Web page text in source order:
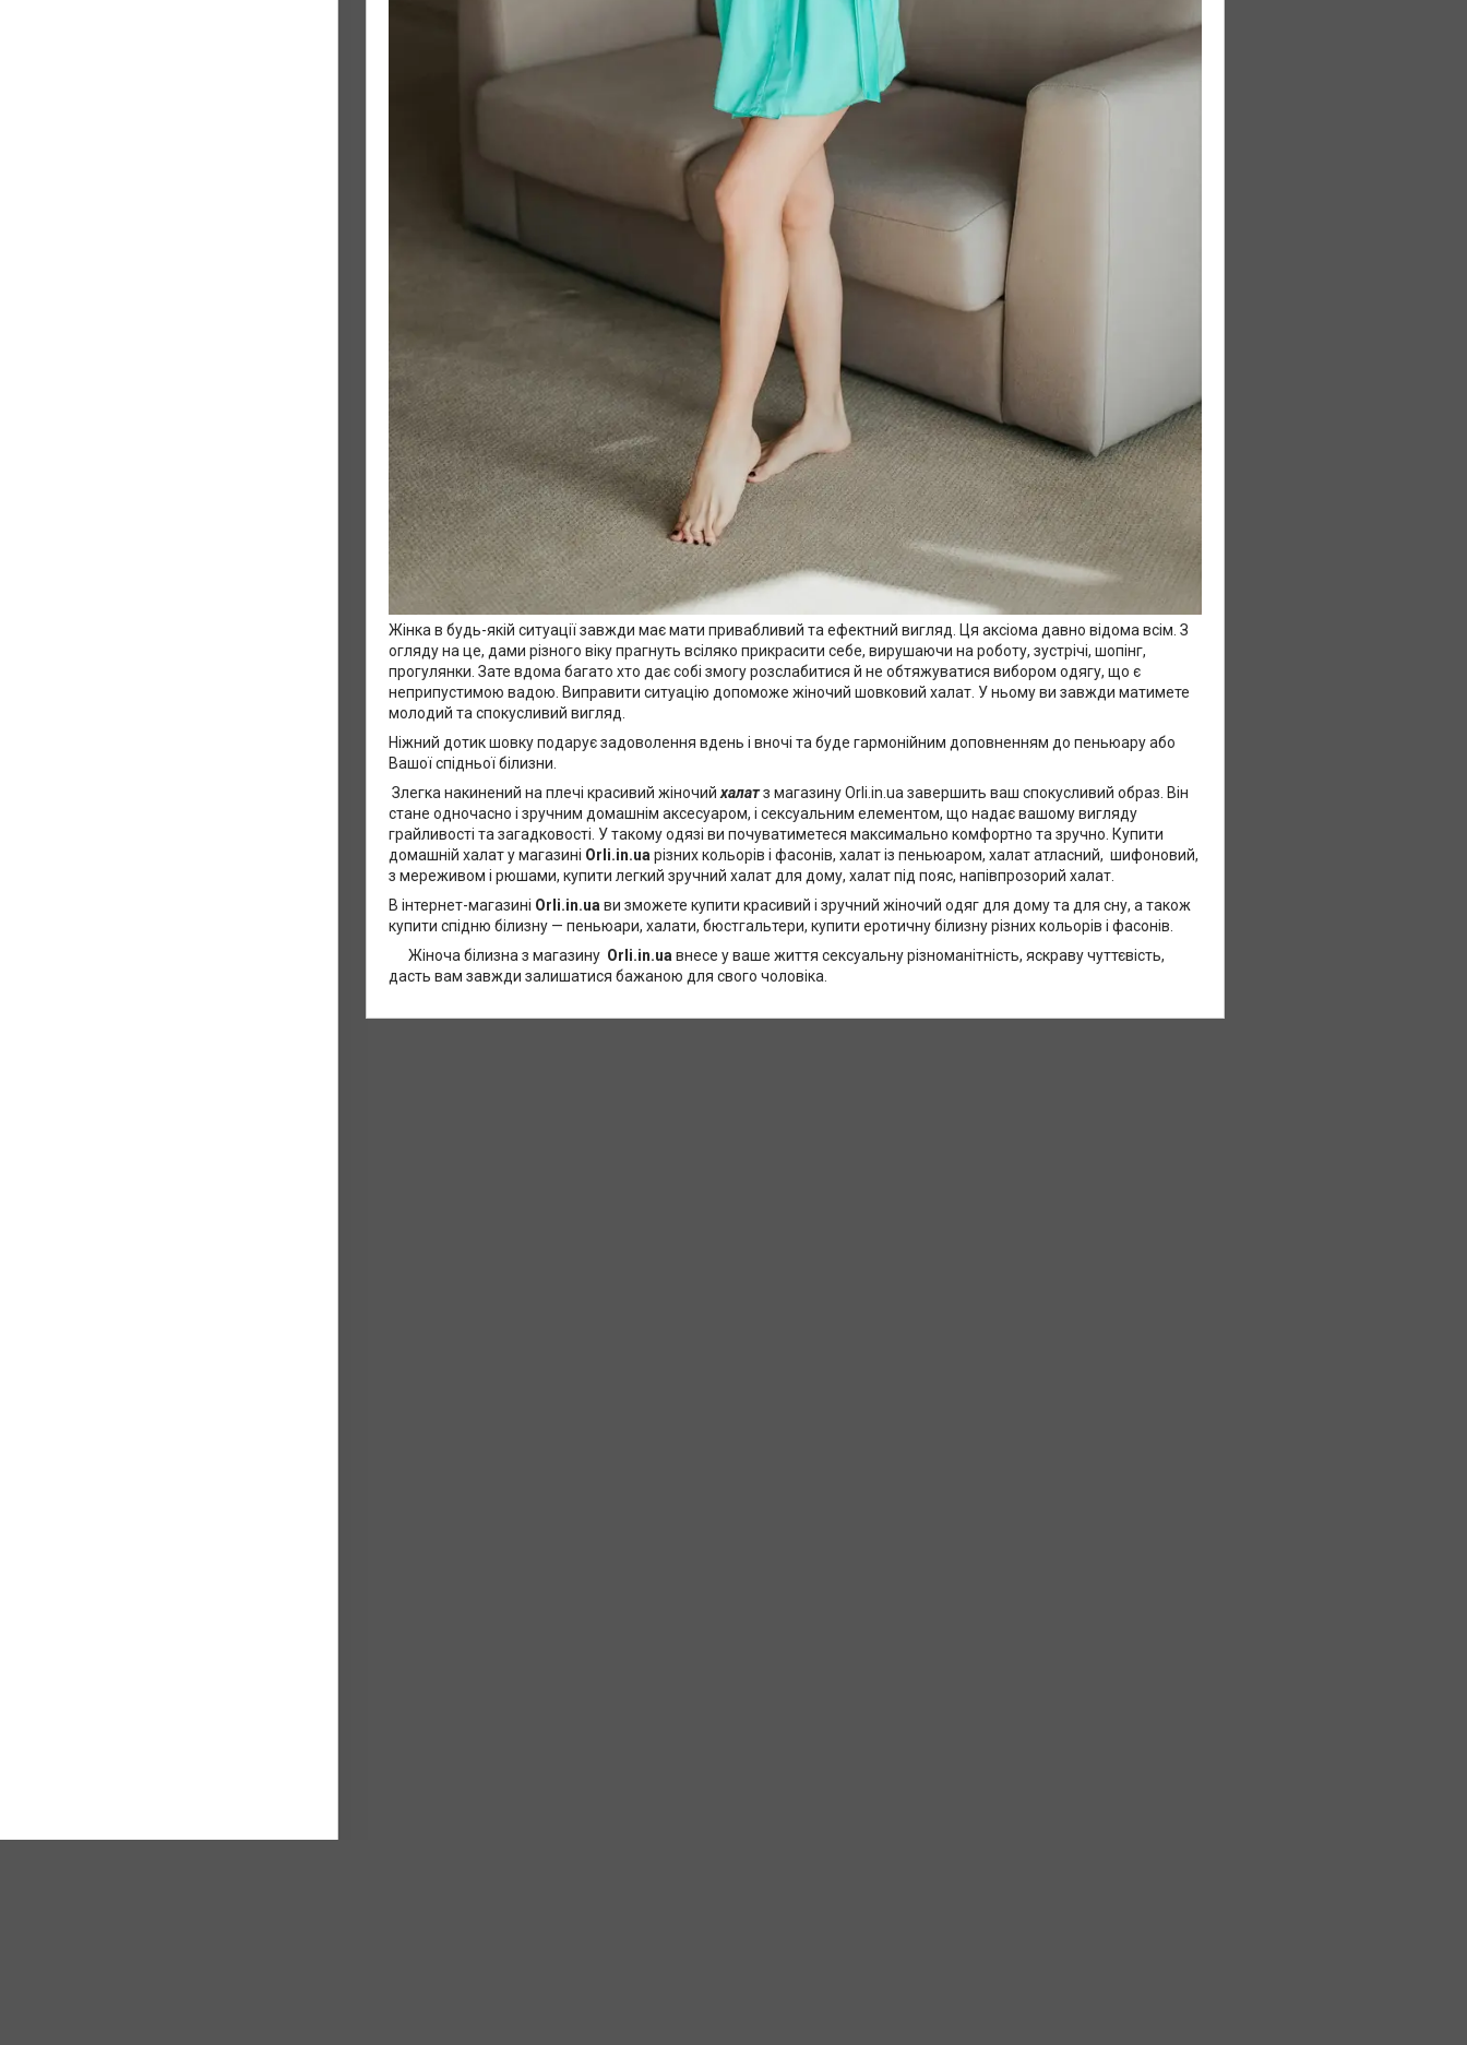
Жінка в будь-якій ситуації завжди має мати привабливий та ефектний вигляд. Ця аксіома давно відома всім. З
огляду на це, дами різного віку прагнуть всіляко прикрасити себе, вирушаючи на роботу, зустрічі, шопінг,
прогулянки. Зате вдома багато хто дає собі змогу розслабитися й не обтяжуватися вибором одягу, що є
неприпустимою вадою. Виправити ситуацію допоможе жіночий шовковий халат. У ньому ви завжди матимете
молодий та спокусливий вигляд.
Ніжний дотик шовку подарує задоволення вдень і вночі та буде гармонійним доповненням до пеньюару або
Вашої спідньої білизни.
Злегка накинений на плечі красивий жіночийхалатз магазину Orli.in.ua завершить ваш спокусливий образ. Він
стане одночасно і зручним домашнім аксесуаром, і сексуальним елементом, що надає вашому вигляду
грайливості та загадковості. У такому одязі ви почуватиметеся максимально комфортно та зручно. Купити
домашній халат у магазині Orli.in.uaрізних кольорів і фасонів, халат із пеньюаром, халат атласний, шифоновий,
з мереживом і рюшами, купити легкий зручний халат для дому, халат під пояс, напівпрозорий халат.
В інтернет-магазині Orli.in.uaви зможете купити красивий і зручний жіночий одяг для дому та для сну, а також
купити спідню білизну — пеньюари, халати, бюстгальтери, купити еротичну білизну різних кольорів і фасонів.
Жіноча білизна з магазину Orli.in.uaвнесе у ваше життя сексуальну різноманітність, яскраву чуттєвість,
дасть вам завжди залишатися бажаною для свого чоловіка.